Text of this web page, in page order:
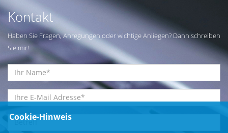
Kontakt
Haben Sie Fragen, Anregungen oder wichtige Anliegen? Dann schreiben
Sie mir!
Cookie-Hinweis